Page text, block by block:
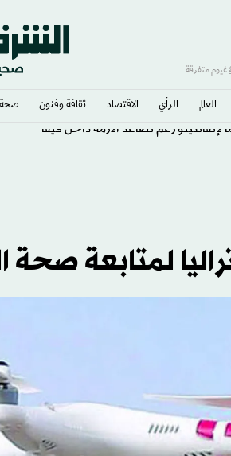
غيوم متفرقة
العالم الرأي الاقتصاد ثقافة وفنون صحة
رغم تصاعد الأزمة داخل فيفا
لمتابعة صحة